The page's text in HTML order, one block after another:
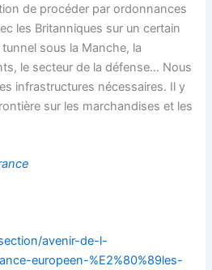
de procéder par ordonnances
les Britanniques sur un certain
sous la Manche, la
le secteur de la défense… Nous
infrastructures nécessaires. Il y
sur les marchandises et les
avenir-de-l-
europeen-%E2%80%89les-